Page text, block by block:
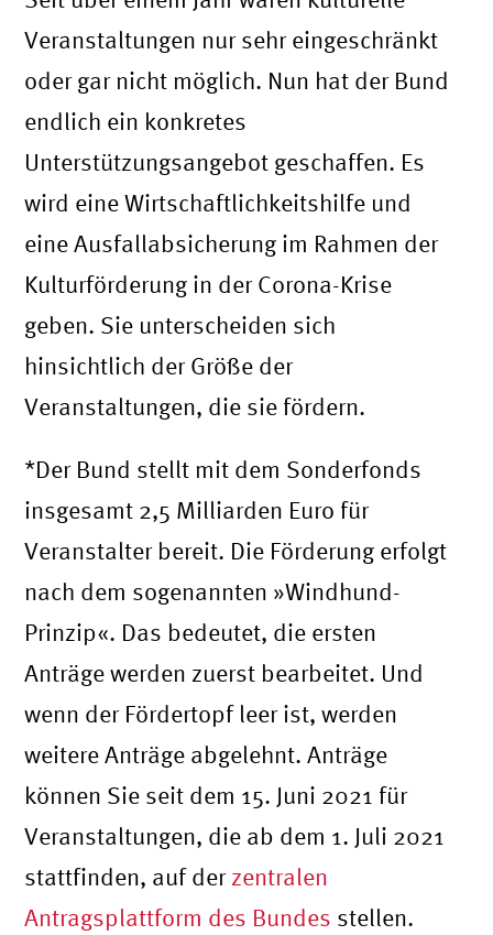
Veranstaltungen nur sehr eingeschränkt
oder gar nicht möglich. Nun hat der Bund
endlich ein konkretes
Unterstützungsangebot geschaffen. Es
wird eine Wirtschaftlichkeitshilfe und
eine Ausfallabsicherung im Rahmen der
Kulturförderung in der Corona-Krise
geben. Sie unterscheiden sich
hinsichtlich der Größe der
Veranstaltungen, die sie fördern.
*Der Bund stellt mit dem Sonderfonds
insgesamt 2,5 Milliarden Euro für
Veranstalter bereit. Die Förderung erfolgt
nach dem sogenannten »Windhund-
Prinzip«. Das bedeutet, die ersten
Anträge werden zuerst bearbeitet. Und
wenn der Fördertopf leer ist, werden
weitere Anträge abgelehnt. Anträge
können Sie seit dem 15. Juni 2021 für
Veranstaltungen, die ab dem 1. Juli 2021
stattfinden, auf der zentralen
Antragsplattform des Bundes stellen.